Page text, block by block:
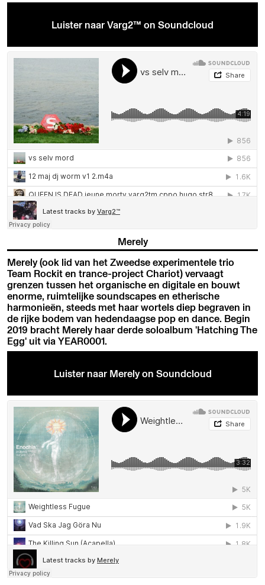
Luister naar Varg2™ on Soundcloud
Merely
Merely (ook lid van het Zweedse experimentele trio
Team Rockit en trance-project Chariot) vervaagt
grenzen tussen het organische en digitale en bouwt
enorme, ruimtelijke soundscapes en etherische
harmonieën, steeds met haar wortels diep begraven in
de rijke bodem van hedendaagse pop en dance. Begin
2019 bracht Merely haar derde soloalbum 'Hatching The
Egg' uit via YEAR0001.
Luister naar Merely on Soundcloud